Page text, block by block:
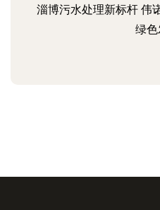
淄博污水处理新标杆 伟
绿